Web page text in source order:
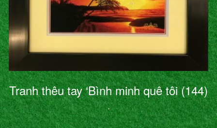
Tranh thêu tay ‘Bình minh quê tôi (144)
’